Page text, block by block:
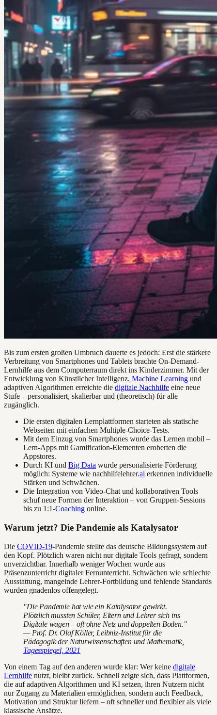
Bis zum ersten großen Umbruch dauerte es jedoch: Erst die stärkere
Verbreitung von Smartphones und Tablets brachte On-Demand-
Lernhilfe aus dem Computerraum direkt ins Kinderzimmer. Mit der
Entwicklung von Künstlicher Intelligenz, Machine Learning und
adaptiven Algorithmen erreichte die digitale Nachhilfe eine neue
Stufe – personalisiert, skalierbar und (theoretisch) für alle
zugänglich.
Die ersten digitalen Lernplattformen starteten als statische
Webseiten mit einfachen Multiple-Choice-Tests.
Mit dem Einzug von Smartphones wurde das Lernen mobil –
Lern-Apps mit Gamification-Elementen eroberten die
Appstores.
Durch KI und Big Data wurde personalisierte Förderung
möglich: Systeme wie nachhilfelehrer.ai erkennen individuelle
Stärken und Schwächen.
Die Integration von Video-Chat und kollaborativen Tools
schuf neue Formen der Interaktion – von Gruppen-Sessions
bis zu 1:1-Coaching online.
Warum jetzt? Die Pandemie als Katalysator
Die COVID-19-Pandemie stellte das deutsche Bildungssystem auf
den Kopf. Plötzlich waren nicht nur digitale Tools gefragt, sondern
unverzichtbar. Innerhalb weniger Wochen wurde aus
Präsenzunterricht digitaler Fernunterricht. Schwächen wie schlechte
Ausstattung, mangelnde Lehrer-Fortbildung und fehlende Standards
wurden gnadenlos offengelegt.
"Die Pandemie hat wie ein Katalysator gewirkt.
Plötzlich mussten Schüler, Eltern und Lehrer sich ins
Digitale wagen – oft ohne Netz und doppelten Boden."
— Prof. Dr. Olaf Köller, Leibniz-Institut für die
Pädagogik der Naturwissenschaften und Mathematik,
Tagesspiegel, 2021
Von einem Tag auf den anderen wurde klar: Wer keine digitale
Lernhilfe nutzt, bleibt zurück. Schnell zeigte sich, dass Plattformen,
die auf adaptiven Algorithmen und KI setzen, ihren Nutzern nicht
nur Zugang zu Materialien ermöglichen, sondern auch Feedback,
Motivation und Struktur liefern – oft schneller und flexibler als viele
klassische Ansätze.